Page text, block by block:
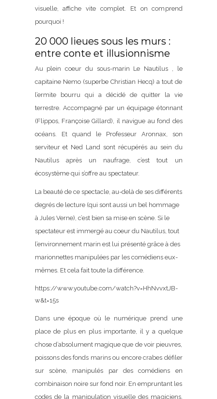
visuelle, affiche vite complet. Et on comprend
pourquoi !
20 000 lieues sous les murs :
entre conte et illusionnisme
Au plein coeur du sous-marin Le Nautilus , le
capitaine Nemo (superbe Christian Hecq) a tout de
l’ermite bourru qui a décidé de quitter la vie
terrestre. Accompagné par un équipage étonnant
(Flippos, Françoise Gillard), il navigue au fond des
océans. Et quand le Professeur Aronnax, son
serviteur et Ned Land sont récupérés au sein du
Nautilus après un naufrage, c’est tout un
écosystème qui s’offre au spectateur.
La beauté de ce spectacle, au-delà de ses différents
degrés de lecture (qui sont aussi un bel hommage
à Jules Verne), c’est bien sa mise en scène. Si le
spectateur est immergé au coeur du Nautilus, tout
l’environnement marin est lui présenté grâce à des
marionnettes manipulées par les comédiens eux-
mêmes. Et cela fait toute la différence.
https://www.youtube.com/watch?v=HhNvvxtJB-
w&t=15s
Dans une époque où le numérique prend une
place de plus en plus importante, il y a quelque
chose d’absolument magique que de voir pieuvres,
poissons des fonds marins ou encore crabes défiler
sur scène, manipulés par des comédiens en
combinaison noire sur fond noir. En empruntant les
codes de la manipulation visuelle des magiciens,